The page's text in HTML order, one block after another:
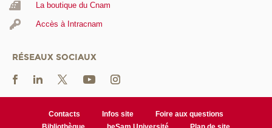
La boutique du Cnam
Accès à Intracnam
RÉSEAUX SOCIAUX
Contacts Infos site
Foire aux questions